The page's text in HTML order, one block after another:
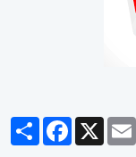
PartagerFacebook
X